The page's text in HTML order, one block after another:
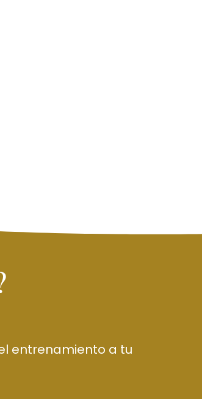
entrenamiento a tu